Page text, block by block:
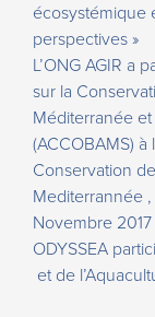
écosystémique
perspectives »
L’ONG AGIR a
sur la
Méditerranée
(ACCOBAMS)
Conservation
Mediterrannée ,
Novembre 2017
ODYSSEA
et de